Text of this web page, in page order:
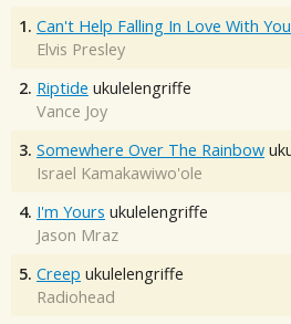
1. Can't Help Falling In Love With You
Elvis Presley
2. Riptide ukulelengriffe
Vance Joy
3. Somewhere Over The Rainbow
Israel Kamakawiwo'ole
4. I'm Yours ukulelengriffe
Jason Mraz
5. Creep ukulelengriffe
Radiohead